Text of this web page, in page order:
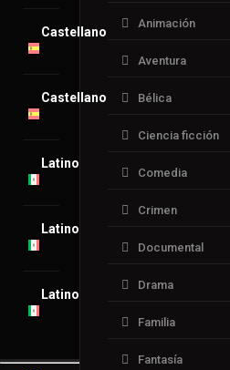
Castellano
Castellano
Latino
Latino
Latino
Animación
Aventura
Bélica
Ciencia ficción
Comedia
Crimen
Documental
Drama
Familia
Fantasía